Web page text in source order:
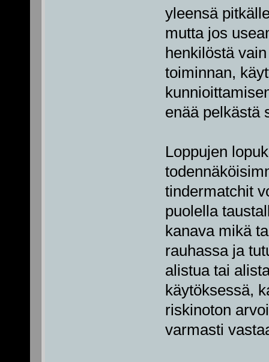
yleensä
mutta jos
henkilöstä
toiminnan,
enää pelkästä
Loppujen
tindermatchit
puolella
kanava mikä
rauhassa ja
alistua tai
käytöksessä,
riskinoton
varmasti